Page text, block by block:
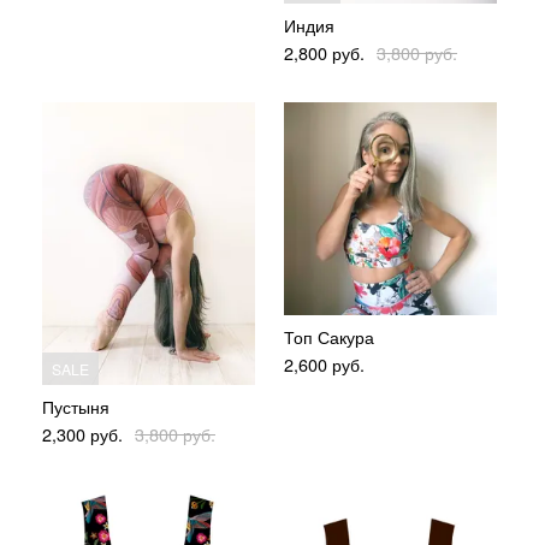
Индия
2,800 руб. 3,800руб.
SALE
Пустыня
2,300 руб. 3,800руб.
Топ Сакура
2,600 руб.